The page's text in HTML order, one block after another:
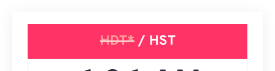
HDT*/ HST